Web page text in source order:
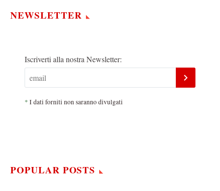
NEWSLETTER
Iscriverti alla nostra Newsletter:
* I dati forniti non saranno divulgati
POPULAR POSTS